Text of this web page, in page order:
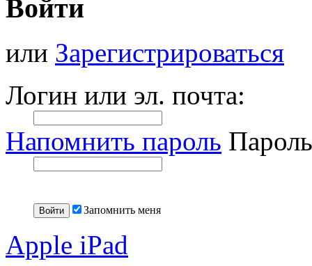
Войти
или Зарегистрироваться
Логин или эл. почта:
Напомнить пароль
Запомнить меня
Apple iPad